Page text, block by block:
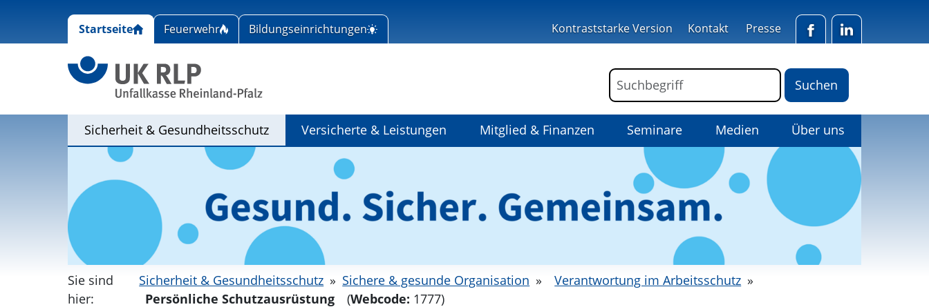
Startseite Feuerwehr Bildungseinrichtungen Kontraststarke Version Kontakt Presse FacebookLinkedIn
Formular für die Volltextsuche
Suchbegriff
Sicherheit & Gesundheitsschutz(Aktiv)Versicherte & Leistungen Mitglied & Finanzen Seminare Medien Über uns
Sie sind
hier:
Sicherheit & Gesundheitsschutz » Sichere & gesunde Organisation » Verantwortung im Arbeitsschutz »
Persönliche Schutzausrüstung
(Webcode: 1777)